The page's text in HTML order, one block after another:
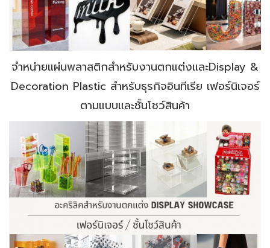
จำหน่ายแผ่นพลาสติกสำหรับงานตกแต่งและDisplay &
Decoration Plastic สำหรับธุรกิจอินทีเรีย เฟอร์นิเจอร์
ตามแบบและชั้นโชว์สินค้า